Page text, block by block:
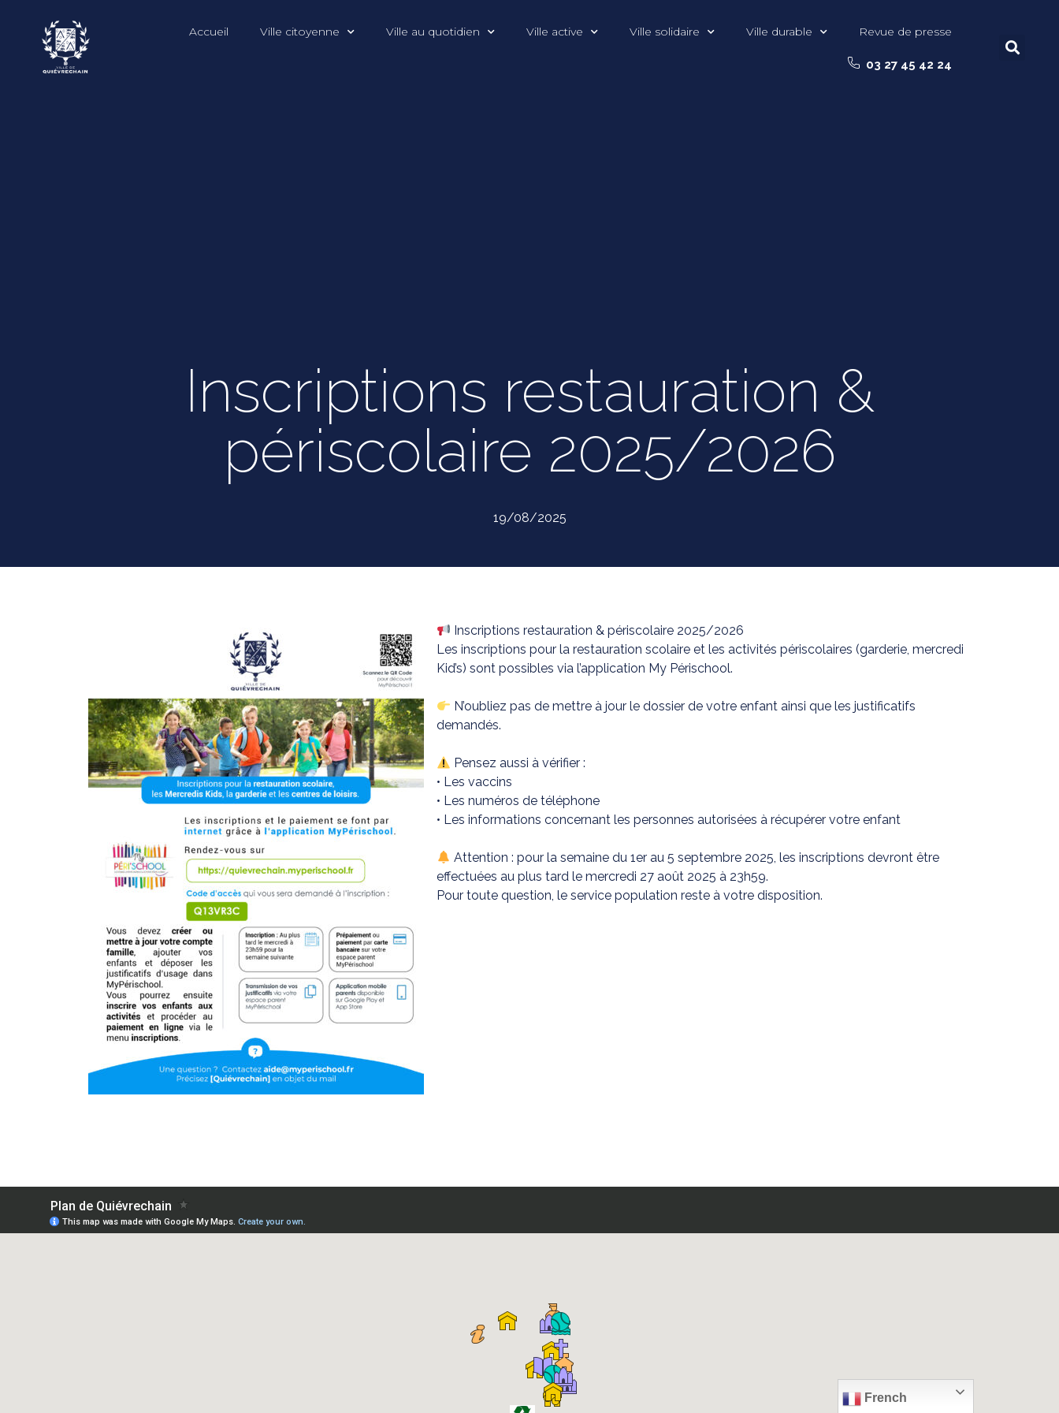
Accueil Ville citoyenne Ville au quotidien Ville active Ville solidaire Ville durable Revue de presse
03 27 45 42 24
Inscriptions restauration &
périscolaire 2025/2026
19/08/2025
Inscriptions restauration & périscolaire 2025/2026
Les inscriptions pour la restauration scolaire et les activités périscolaires (garderie, mercredi
Kid’s) sont possibles via l’application My Périschool.
N’oubliez pas de mettre à jour le dossier de votre enfant ainsi que les justificatifs
demandés.
Pensez aussi à vérifier :
• Les vaccins
• Les numéros de téléphone
• Les informations concernant les personnes autorisées à récupérer votre enfant
Attention : pour la semaine du 1er au 5 septembre 2025, les inscriptions devront être
effectuées au plus tard le mercredi 27 août 2025 à 23h59.
Pour toute question, le service population reste à votre disposition.
French